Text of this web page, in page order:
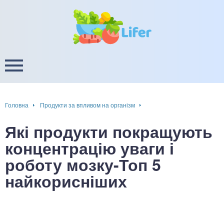
Головна Продукти за впливом на організм
Які продукти покращують
концентрацію уваги і
роботу мозку-Топ 5
найкорисніших
ШКТ
/ звуження судин
енергії, уваги